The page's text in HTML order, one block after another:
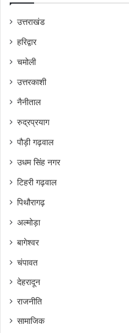
उत्तराखंड
हरिद्वार
चमोली
उत्तरकाशी
नैनीताल
रुद्रप्रयाग
पौड़ी गढ़वाल
उधम सिंह नगर
टिहरी गढ़वाल
पिथौरागढ़
अल्मोड़ा
बागेश्वर
चंपावत
देहरादून
राजनीति
सामाजिक